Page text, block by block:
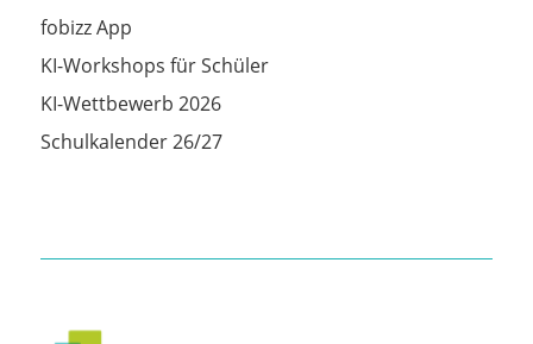
fobizz App
KI-Workshops für Schüler
KI-Wettbewerb 2026
Schulkalender 26/27